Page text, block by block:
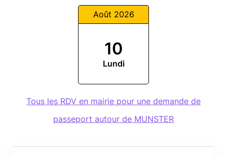
Août 2026
10
Lundi
Tous les RDV en mairie pour une demande de
passeport autour de MUNSTER